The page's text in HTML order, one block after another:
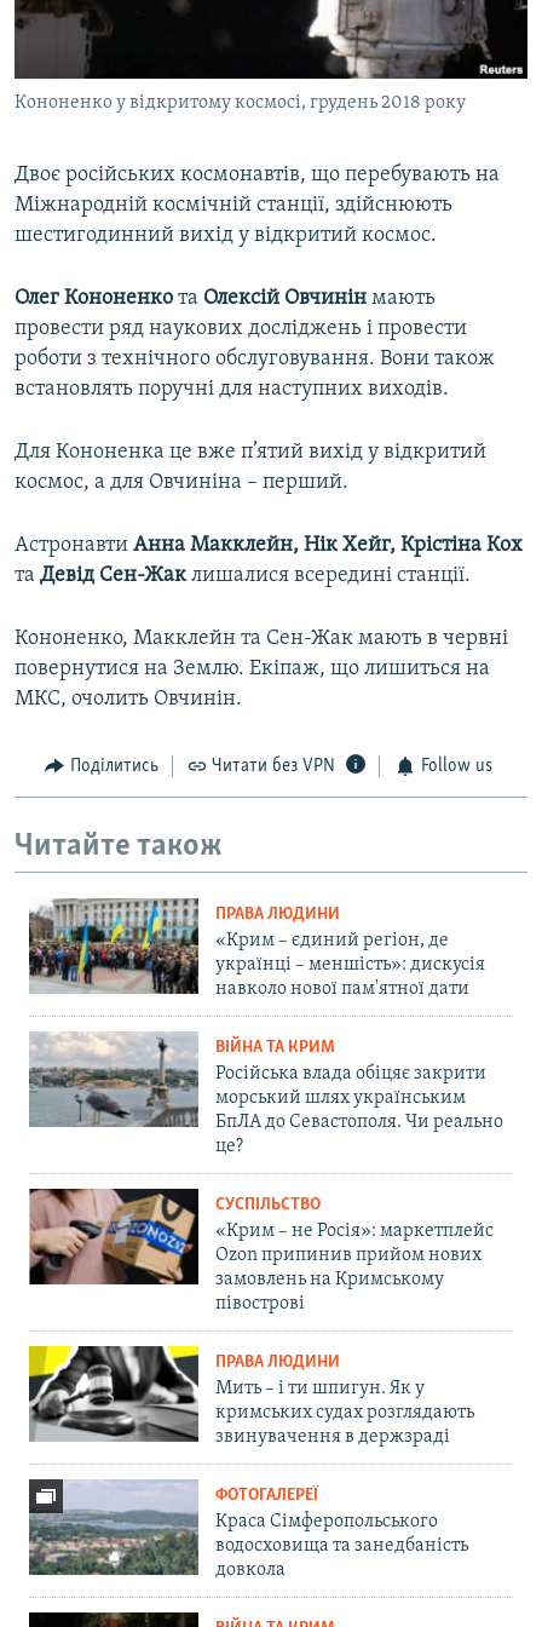
ВІДЕОУРОКИ «ELIFBE»
СВІДЧЕННЯ ОКУПАЦІЇ
УКРАЇНСЬКА ПРОБЛЕМА КРИМУ
Русский
Qırımtatar
Кононенко у відкритому космосі, грудень 2018 року
Двоє російських космонавтів, що перебувають на
Міжнародній космічній станції, здійснюють
шестигодинний вихід у відкритий космос.
Олег Кононенко та Олексій Овчинін мають
провести ряд наукових досліджень і провести
роботи з технічного обслуговування. Вони також
встановлять поручні для наступних виходів.
Для Кононенка це вже п’ятий вихід у відкритий
космос, а для Овчиніна – перший.
Астронавти Анна Макклейн, Нік Хейг, Крістіна Кох
та Девід Сен-Жаклишалися всередині станції.
Кононенко, Макклейн та Сен-Жак мають в червні
повернутися на Землю. Екіпаж, що лишиться на
МКС, очолить Овчинін.
Поділитись Читати без VPN Follow us
Читайте також
ПРАВА ЛЮДИНИ
«Крим – єдиний регіон, де
українці – меншість»: дискусія
навколо нової пам'ятної дати
ВІЙНА ТА КРИМ
Російська влада обіцяє закрити
морський шлях українським
БпЛА до Севастополя. Чи реально
це?
СУСПІЛЬСТВО
«Крим – не Росія»: маркетплейс
Ozon припинив прийом нових
замовлень на Кримському
півострові
ПРАВА ЛЮДИНИ
Мить – і ти шпигун. Як у
кримських судах розглядають
звинувачення в держзраді
ФОТОГАЛЕРЕЇ
Краса Сімферопольського
водосховища та занедбаність
довкола